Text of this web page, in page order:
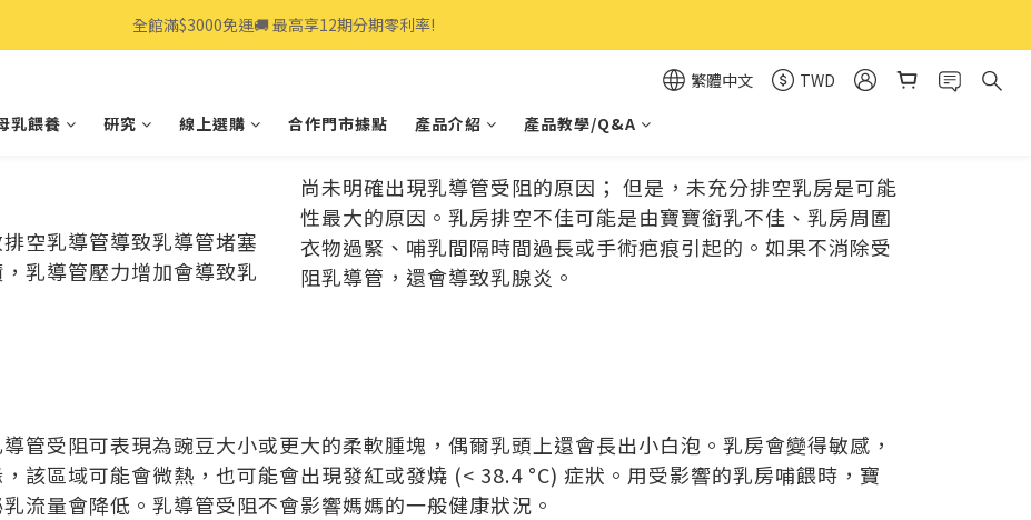
全館滿$3000免運🚚 最高享12期分期零利率!
全館滿$3000免運🚚 最高享12期分期零利率!
全館滿$3000免運🚚 最高享12期分期零利率!
繁體中文
TWD
乳餵養 研究 線上選購 合作門市據點 產品介紹 產品教學/Q&A
空乳導管導致乳導管堵塞
乳導管壓力增加會導致乳
尚未明確出現乳導管受阻的原因； 但是，未充分排空乳房是可能
性最大的原因。乳房排空不佳可能是由寶寶銜乳不佳、乳房周圍
衣物過緊、哺乳間隔時間過長或手術疤痕引起的。如果不消除受
阻乳導管，還會導致乳腺炎。
管受阻可表現為豌豆大小或更大的柔軟腫塊，偶爾乳頭上還會長出小白泡。乳房會變得敏感，
該區域可能會微熱，也可能會出現發紅或發燒 (< 38.4 °C) 症狀。用受影響的乳房哺餵時，寶
流量會降低。乳導管受阻不會影響媽媽的一般健康狀況。